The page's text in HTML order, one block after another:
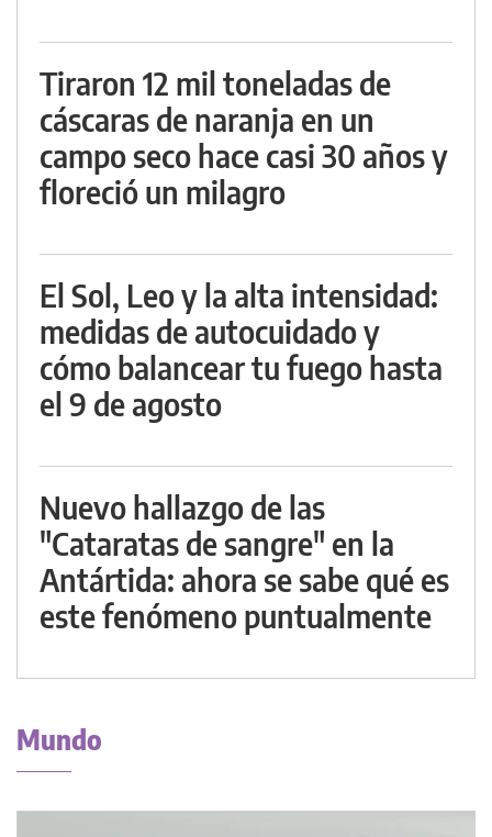
Tiraron 12 mil toneladas de
cáscaras de naranja en un
campo seco hace casi 30 años y
floreció un milagro
El Sol, Leo y la alta intensidad:
medidas de autocuidado y
cómo balancear tu fuego hasta
el 9 de agosto
Nuevo hallazgo de las
"Cataratas de sangre" en la
Antártida: ahora se sabe qué es
este fenómeno puntualmente
Mundo